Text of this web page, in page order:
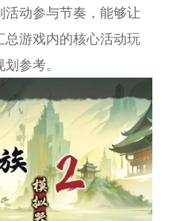
动参与节奏，能够让
总游戏内的核心活动玩
参考。